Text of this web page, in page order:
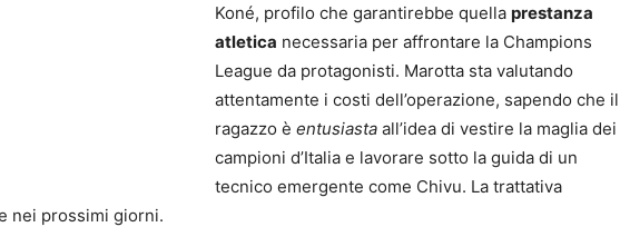
Koné, profilo che garantirebbe quella prestanza
atletica necessaria per affrontare la Champions
League da protagonisti. Marotta sta valutando
attentamente i costi dell’operazione, sapendo che il
ragazzo è entusiasta all’idea di vestire la maglia dei
campioni d’Italia e lavorare sotto la guida di un
tecnico emergente come Chivu. La trattativa
nei prossimi giorni.